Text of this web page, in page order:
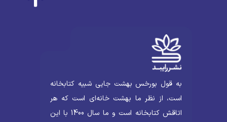
به قول بورخس بهشت جایی شبیه کتابخانه
است، از نظر ما بهشت خانه‌ای است که هر
اتاقش کتابخانه است و ما سال 1400 با این